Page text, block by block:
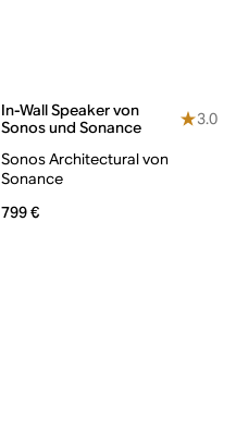
In-Wall Speaker von
Sonos und Sonance
3.0
Sonos Architectural von
Sonance
799 €